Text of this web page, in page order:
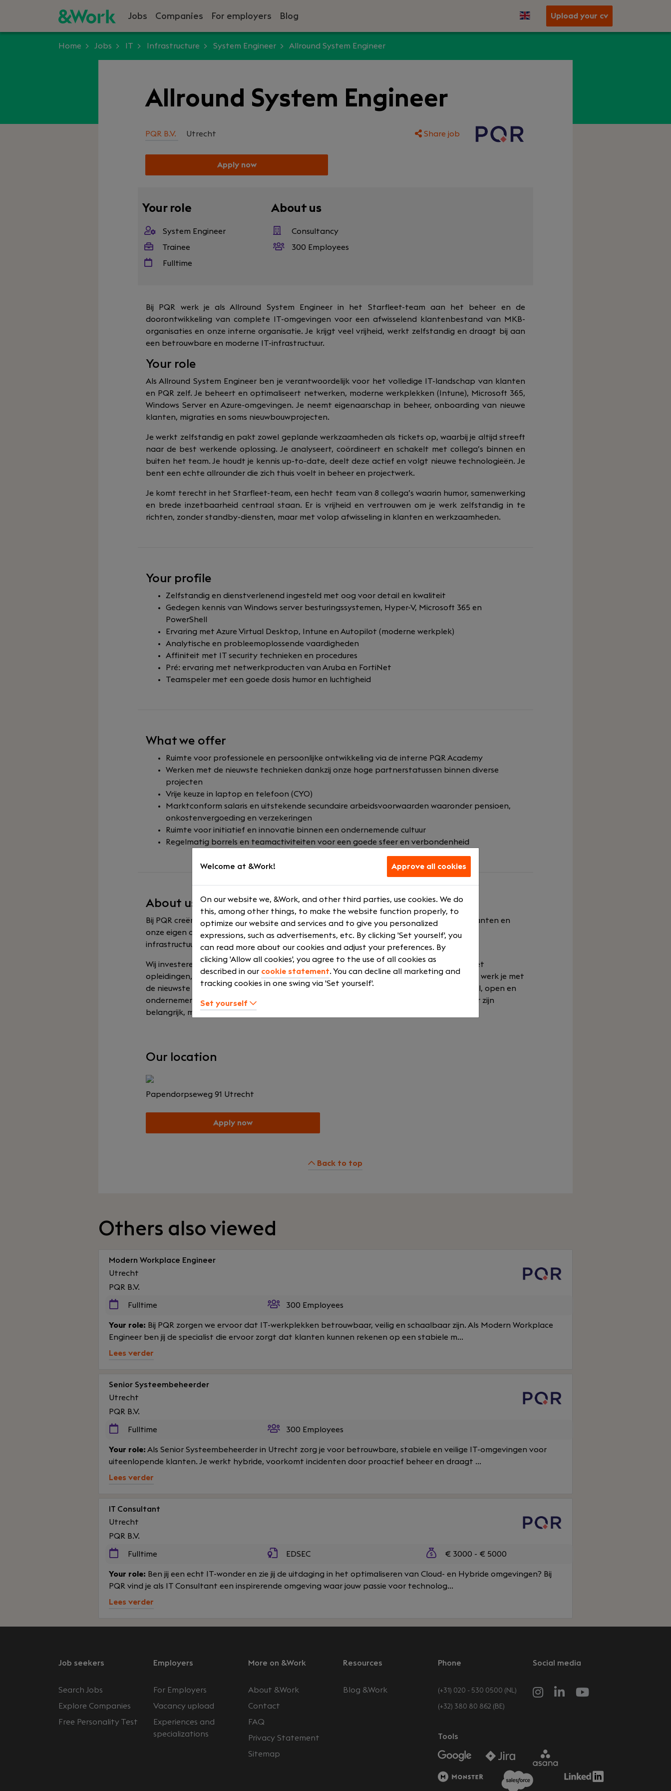
Jobs Companies For employers Blog Upload your cv
Home Jobs IT Infrastructure System Engineer Allround System Engineer
Allround System Engineer
PQR B.V. Utrecht Share job
Apply now
Your role
System Engineer
Trainee
Fulltime
About us
Consultancy
300 Employees
Bij PQR werk je als Allround System Engineer in het Starfleet-team aan het beheer en de
doorontwikkeling van complete IT-omgevingen voor een afwisselend klantenbestand van MKB-
organisaties en onze interne organisatie. Je krijgt veel vrijheid, werkt zelfstandig en draagt bij aan
een betrouwbare en moderne IT-infrastructuur.
Your role
Als Allround System Engineer ben je verantwoordelijk voor het volledige IT-landschap van klanten
en PQR zelf. Je beheert en optimaliseert netwerken, moderne werkplekken (Intune), Microsoft 365,
Windows Server en Azure-omgevingen. Je neemt eigenaarschap in beheer, onboarding van nieuwe
klanten, migraties en soms nieuwbouwprojecten.
Je werkt zelfstandig en pakt zowel geplande werkzaamheden als tickets op, waarbij je altijd streeft
naar de best werkende oplossing. Je analyseert, coördineert en schakelt met collega’s binnen en
buiten het team. Je houdt je kennis up-to-date, deelt deze actief en volgt nieuwe technologieën. Je
bent een echte allrounder die zich thuis voelt in beheer en projectwerk.
Je komt terecht in het Starfleet-team, een hecht team van 8 collega’s waarin humor, samenwerking
en brede inzetbaarheid centraal staan. Er is vrijheid en vertrouwen om je werk zelfstandig in te
richten, zonder standby-diensten, maar met volop afwisseling in klanten en werkzaamheden.
Your profile
Zelfstandig en dienstverlenend ingesteld met oog voor detail en kwaliteit
Gedegen kennis van Windows server besturingssystemen, Hyper-V, Microsoft 365 en
PowerShell
Ervaring met Azure Virtual Desktop, Intune en Autopilot (moderne werkplek)
Analytische en probleemoplossende vaardigheden
Affiniteit met IT security technieken en procedures
Pré: ervaring met netwerkproducten van Aruba en FortiNet
Teamspeler met een goede dosis humor en luchtigheid
What we offer
Ruimte voor professionele en persoonlijke ontwikkeling via de interne PQR Academy
Werken met de nieuwste technieken dankzij onze hoge partnerstatussen binnen diverse
projecten
Vrije keuze in laptop en telefoon (CYO)
Marktconform salaris en uitstekende secundaire arbeidsvoorwaarden waaronder pensioen,
onkostenvergoeding en verzekeringen
Ruimte voor initiatief en innovatie binnen een ondernemende cultuur
Regelmatig borrels en teamactiviteiten voor een goede sfeer en verbondenheid
About us
Bij PQR creëren wij betrouwbare en toekomstbestendige IT-omgevingen voor diverse klanten en
onze eigen organisatie. We leveren Managed Services, moderne werkplekken en
infrastructuuroplossingen.
Wij investeren in de ontwikkeling van onze medewerkers via de interne PQR Academy met
opleidingen, trainingen en certificeringen op maat. Dankzij onze hoge partnerstatussen werk je met
de nieuwste technologieën van toonaangevende leveranciers. De cultuur is professioneel, open en
ondernemend, met ruimte voor initiatief, kennisdeling en innovatie. Teamspirit en plezier zijn
belangrijk, met borrels, events en gezamenlijke activiteiten.
Our location
Papendorpseweg 91 Utrecht
Apply now
Back to top
Others also viewed
Modern Workplace Engineer
Utrecht
PQR B.V.
Fulltime 300 Employees
Your role: Bij PQR zorgen we ervoor dat IT-werkplekken betrouwbaar, veilig en schaalbaar zijn. Als Modern Workplace
Engineer ben jij de specialist die ervoor zorgt dat klanten kunnen rekenen op een stabiele m...
Lees verder
Senior Systeembeheerder
Utrecht
PQR B.V.
Fulltime 300 Employees
Your role: Als Senior Systeembeheerder in Utrecht zorg je voor betrouwbare, stabiele en veilige IT-omgevingen voor
uiteenlopende klanten. Je werkt hybride, voorkomt incidenten door proactief beheer en draagt ...
Lees verder
IT Consultant
Utrecht
PQR B.V.
Fulltime EDSEC € 3000 - € 5000
Your role: Ben jij een echt IT-wonder en zie jij de uitdaging in het optimaliseren van Cloud- en Hybride omgevingen? Bij
PQR vind je als IT Consultant een inspirerende omgeving waar jouw passie voor technolog...
Lees verder
Job seekers
Search Jobs
Explore Companies
Free Personality Test
Employers
For Employers
Vacancy upload
Experiences and
specializations
More on &Work
About &Work
Contact
FAQ
Privacy Statement
Sitemap
Resources
Blog &Work
Phone
(+31) 020 - 530 0500 (NL)
(+32) 380 80 862 (BE)
Social media
Tools
Welcome at &Work! Approve all cookies
On our website we, &Work, and other third parties, use cookies. We do
this, among other things, to make the website function properly, to
optimize our website and services and to give you personalized
expressions, such as advertisements, etc. By clicking 'Set yourself', you
can read more about our cookies and adjust your preferences. By
clicking 'Allow all cookies', you agree to the use of all cookies as
described in our cookie statement. You can decline all marketing and
tracking cookies in one swing via 'Set yourself'.
Set yourself